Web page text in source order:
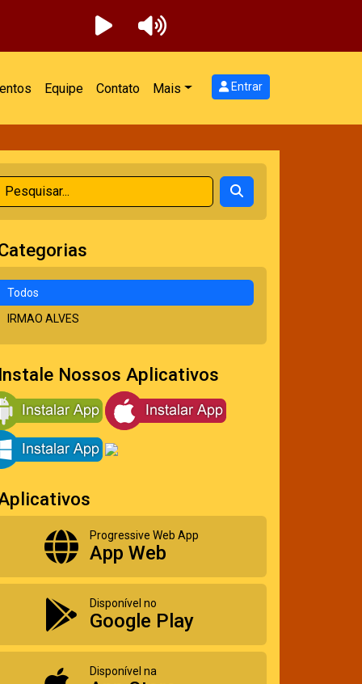
Equipe Contato Mais Entrar
Todos
IRMAO ALVES
Instale Nossos Aplicativos
Progressive Web App
App Web
Disponível no
Google Play
Disponível na